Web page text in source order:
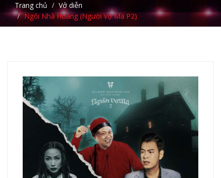
Trang chủ
Vở diễn
Ngôi Nhà Hoang (Người Vợ Ma P2)